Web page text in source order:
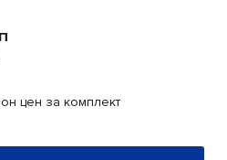
цен за комплект